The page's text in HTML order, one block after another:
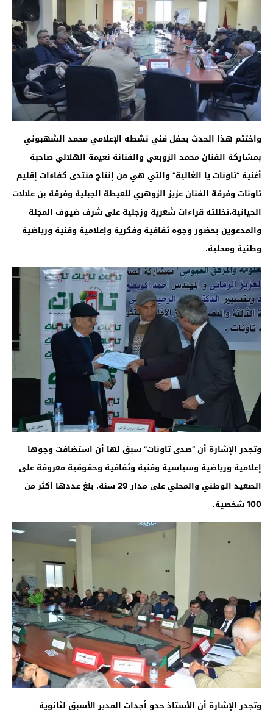
واختتم هذا الحدث بحفل فني نشطه الإعلامي محمد الشهبوني
بمشاركة الفنان محمد الزوبعي والفنانة نعيمة الهلالي صاحبة
أغنية “تاونات يا الغالية” والتي هي من إنتاج منتدى كفاءات إقليم
تاونات وفرقة الفنان عزيز الزوهري للعيطة الجبلية وفرقة بن علالات
الحيانية،تخللته قراءات شعرية وزجلية على شرف ضيوف المجلة
والمدعوين بحضور وجوه ثقافية وفكرية وإعلامية وفنية ورياضية
وطنية ومحلية.
وتجدر الإشارة أن “صدى تاونات” سبق لها أن استضافت وجوها
إعلامية ورياضية وسياسية وفنية وثقافية وحقوقية معروفة على
الصعيد الوطني والمحلي على مدار 29 سنة، بلغ عددها أكثر من
100 شخصية.
وتجدر الإشارة أن الأستاذ حدو أجداث المدير الأسبق لثانوية